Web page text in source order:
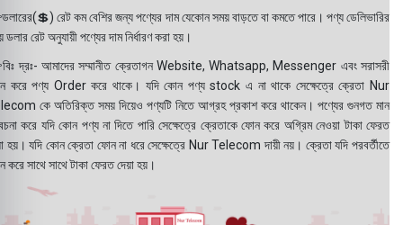
রেট কম বেশির জন্য পণ্যের দাম যেকোন সময় বাড়তে বা কমতে পারে। পণ্য ডেলিভারির
ডলার রেট অনুযায়ী পণ্যের দাম নির্ধারণ করা হয়।
দ্রঃ- আমাদের সম্মানীত ক্রেতাগন Website, Whatsapp, Messenger এবং সরাসরী
করে পণ্য Order করে থাকে। যদি কোন পণ্য stock এ না থাকে সেক্ষেত্রে ক্রেতা Nur
কে অতিরিক্ত সময় দিয়েও পণ্যটি নিতে আগ্রহ প্রকাশ করে থাকেন। পণ্যের গুনগত মান
করে যদি কোন পণ্য না দিতে পারি সেক্ষেত্রে ক্রেতাকে ফোন করে অগ্রিম নেওয়া টাকা ফেরত
হয়। যদি কোন ক্রেতা ফোন না ধরে সেক্ষেত্রে Nur Telecom দায়ী নয়। ক্রেতা যদি পরবর্তীতে
করে সাথে সাথে টাকা ফেরত দেয়া হয়।